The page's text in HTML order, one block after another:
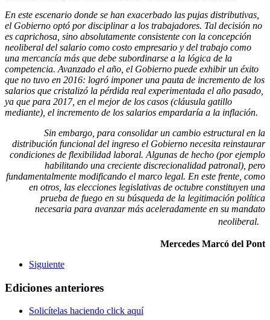
En este escenario donde se han exacerbado las pujas distributivas,
el Gobierno optó por disciplinar a los trabajadores. Tal decisión no
es caprichosa, sino absolutamente consistente con la concepción
neoliberal del salario como costo empresario y del trabajo como
una mercancía más que debe subordinarse a la lógica de la
competencia. Avanzado el año, el Gobierno puede exhibir un éxito
que no tuvo en 2016: logró imponer una pauta de incremento de los
salarios que cristalizó la pérdida real experimentada el año pasado,
ya que para 2017, en el mejor de los casos (cláusula gatillo
mediante), el incremento de los salarios empardaría a la inflación.
Sin embargo, para consolidar un cambio estructural en la
distribución funcional del ingreso el Gobierno necesita reinstaurar
condiciones de flexibilidad laboral. Algunas de hecho (por ejemplo
habilitando una creciente discrecionalidad patronal), pero
fundamentalmente modificando el marco legal. En este frente, como
en otros, las elecciones legislativas de octubre constituyen una
prueba de fuego en su búsqueda de la legitimación política
necesaria para avanzar más aceleradamente en su mandato
neoliberal.
Mercedes Marcó del Pont
Siguiente
Ediciones anteriores
Solicítelas haciendo click aquí